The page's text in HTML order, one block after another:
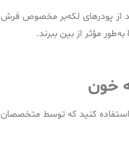
از پودرهای لکه‌بر مخصوص فرش
مؤثر از بین ببرند.
خون
کنید که توسط متخصصان